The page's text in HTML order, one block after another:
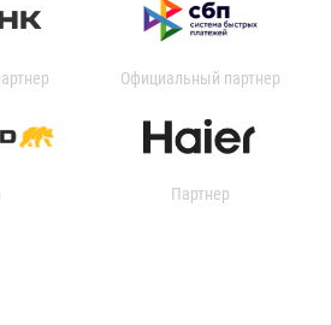
Официальный партнер
Партнер